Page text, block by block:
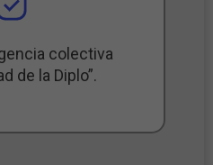
colectiva
de la Diplo”.